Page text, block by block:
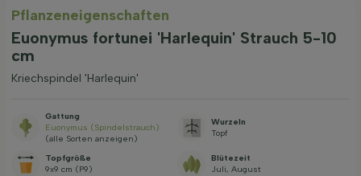
Pflanzeneigenschaften
Euonymus fortunei 'Harlequin' Strauch 5-10
cm
Kriechspindel 'Harlequin'
Gattung
Euonymus (Spindelstrauch)
(alle Sorten anzeigen)
Wurzeln
Topf
Topfgröße
9x9 cm (P9)
Blütezeit
Juli, August